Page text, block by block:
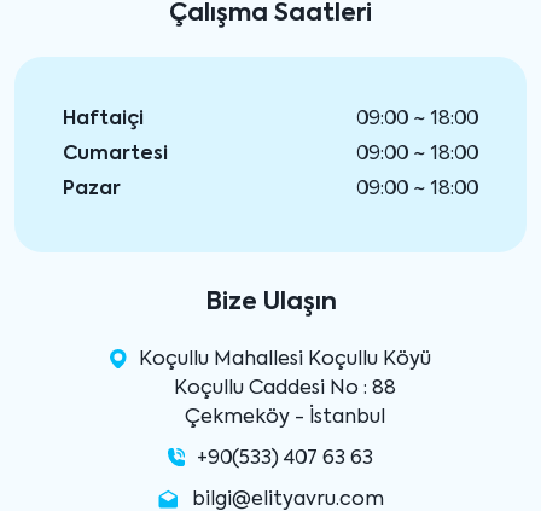
Çalışma Saatleri
Haftaiçi
09:00 ~ 18:00
Cumartesi
09:00 ~ 18:00
Pazar
09:00 ~ 18:00
Bize Ulaşın
Koçullu Mahallesi Koçullu Köyü
Koçullu Caddesi No : 88
Çekmeköy - İstanbul
+90(533) 407 63 63
bilgi@elityavru.com